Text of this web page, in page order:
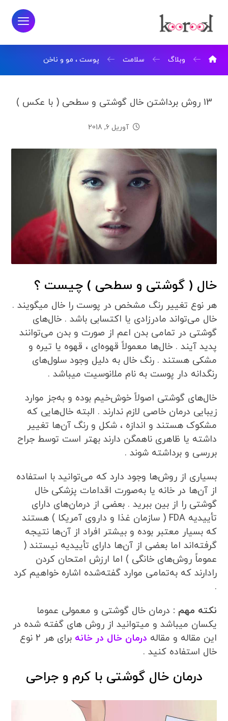
وبلاگ سلامت پوست ، مو و ناخن
13 روش برداشتن خال گوشتی و سطحی ( با عکس )
آوریل 6, 2018
خال ( گوشتی و سطحی ) چیست ؟
هر نوع تغییر رنگ مشخص در پوست را خال میگویند .
خال می‌تواند مادرزادی یا اکتسابی باشد . خال‌های
گوشتی در تمامی بدن اعم از صورت و بدن می‌توانند
پدید آیند . خال‌ها معمولاً قهوه‌ای ، قهوه یا تیره و
مشکی هستند . رنگ خال به دلیل وجود سلول‌های
رنگدانه دار پوست به نام ملانوسیت میباشد .
خال‌های گوشتی اصولاً خوش‌خیم بوده و به‌جز موارد
زیبایی درمان خاصی لازم ندارند . البته خال‌هایی که
مشکوک هستند و اندازه ، شکل و رنگ آن‌ها تغییر
داشته یا ظاهری ناهمگن دارند بهتر است توسط جراح
بررسی و برداشته شوند .
بسیاری از روش‌ها وجود دارد که می‌توانید با استفاده
از آن‌ها در خانه یا به‌صورت اقدامات پزشکی خال
گوشتی را از بین ببرید . بعضی از درمان‌های دارای
تأییدیه FDA ( سازمان غذا و داروی آمریکا ) هستند
که بسیار معتبر بوده و بیشتر افراد از آن‌ها نتیجه
گرفته‌اند اما بعضی از آن‌ها دارای تأییدیه نیستند (
عموماً روش‌های خانگی ) اما ارزش امتحان کردن
رادارند که به‌تمامی موارد گفته‌شده اشاره خواهیم کرد
.
نکته مهم : درمان خال گوشتی و معمولی عموما
یکسان میباشد و میتوانید از روش های گفته شده در
این مقاله و مقاله درمان خال در خانه
برای هر 2 نوع
خال استفاده کنید .
درمان خال گوشتی با کرم و جراحی